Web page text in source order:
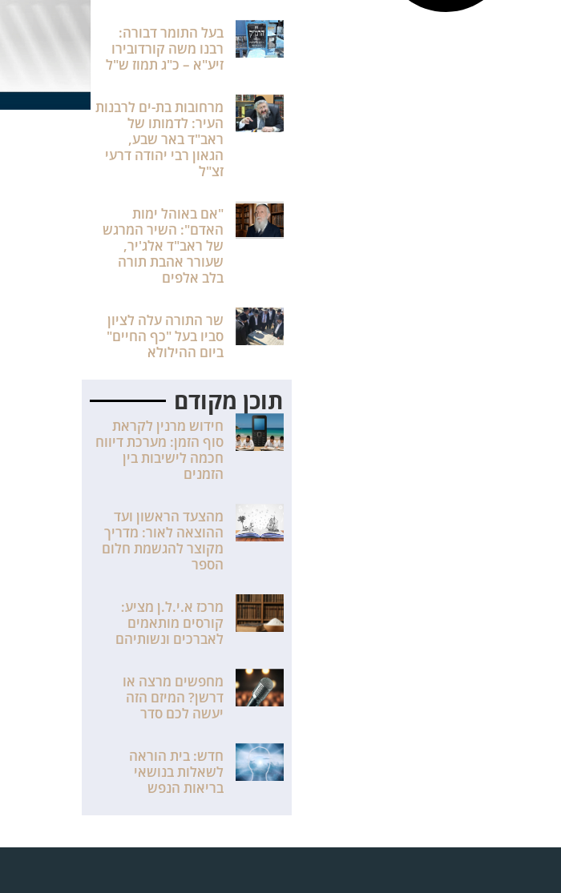
בעל התומר דבורה:
רבנו משה קורדובירו
זיע"א – כ"ג תמוז ש"ל
מרחובות בת-ים לרבנות
העיר: לדמותו של
ראב"ד באר שבע,
הגאון רבי יהודה דרעי
זצ"ל
"אם באוהל ימות
האדם": השיר המרגש
של ראב"ד אלג'יר,
שעורר אהבת תורה
בלב אלפים
שר התורה עלה לציון
סביו בעל "כף החיים"
ביום ההילולא
תוכן מקודם
חידוש מרנין לקראת
סוף הזמן: מערכת דיווח
חכמה לישיבות בין
הזמנים
מהצעד הראשון ועד
ההוצאה לאור: מדריך
מקוצר להגשמת חלום
הספר
מרכז א.י.ל.ן מציע:
קורסים מותאמים
לאברכים ונשותיהם
מחפשים מרצה או
דרשן? המיזם הזה
יעשה לכם סדר
חדש: בית הוראה
לשאלות בנושאי
בריאות הנפש